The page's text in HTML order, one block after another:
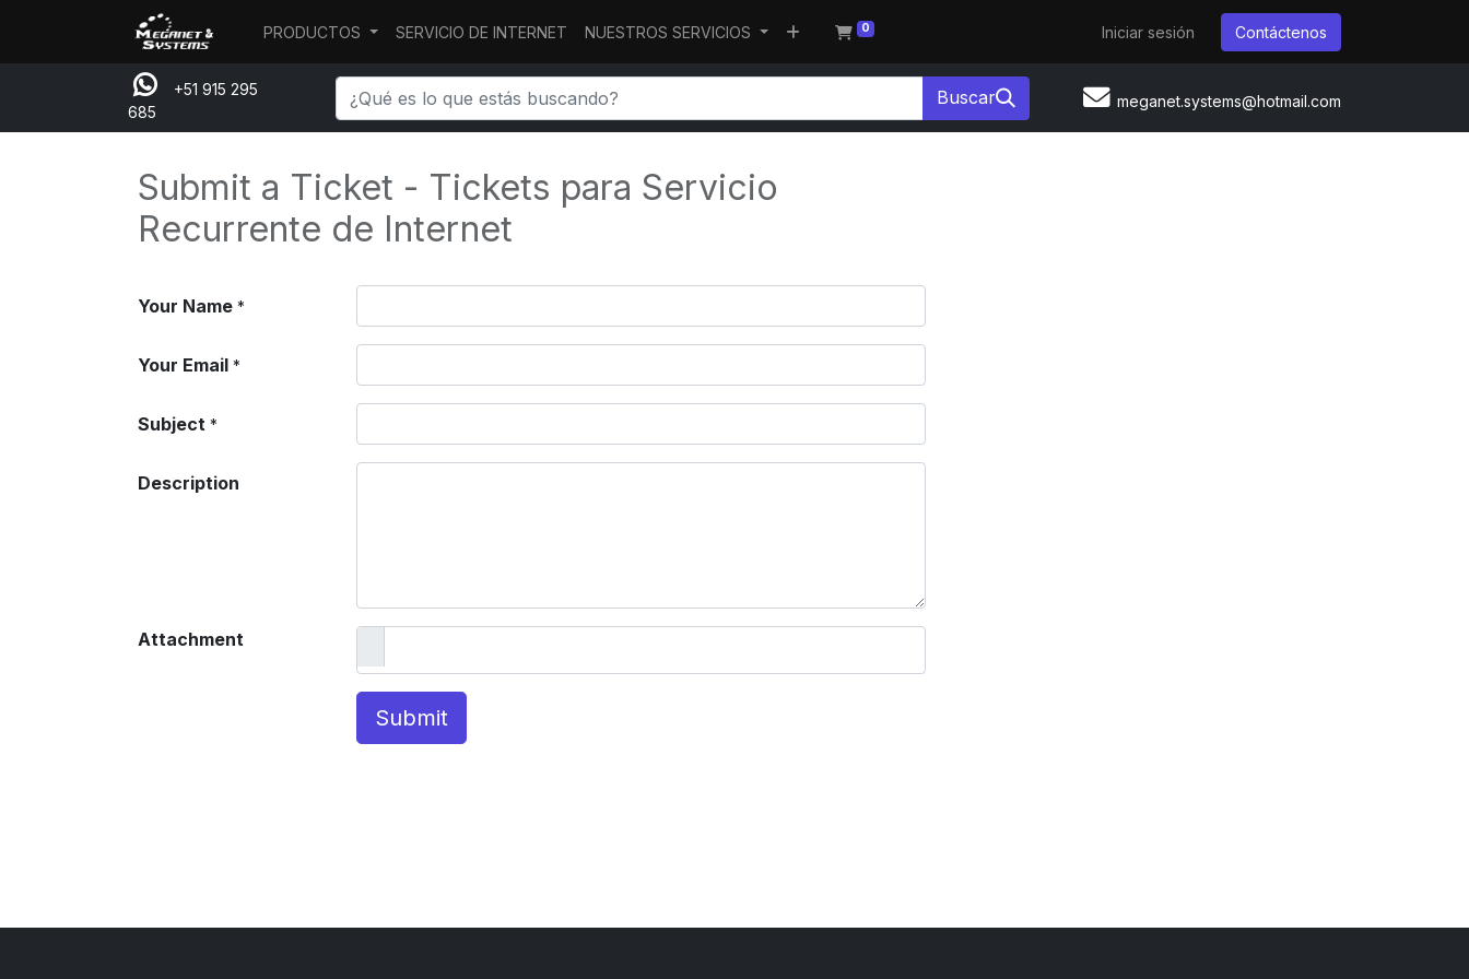
PRODUCTOS SERVICIO DE INTERNET NUESTROS SERVICIOS 0 Iniciar sesión Contáctenos
+51 915 295
685
Buscar meganet.systems@hotmail.com
Submit a Ticket - Tickets para Servicio
Recurrente de Internet
Your Name *
Your Email *
Subject *
Description
Attachment
Submit